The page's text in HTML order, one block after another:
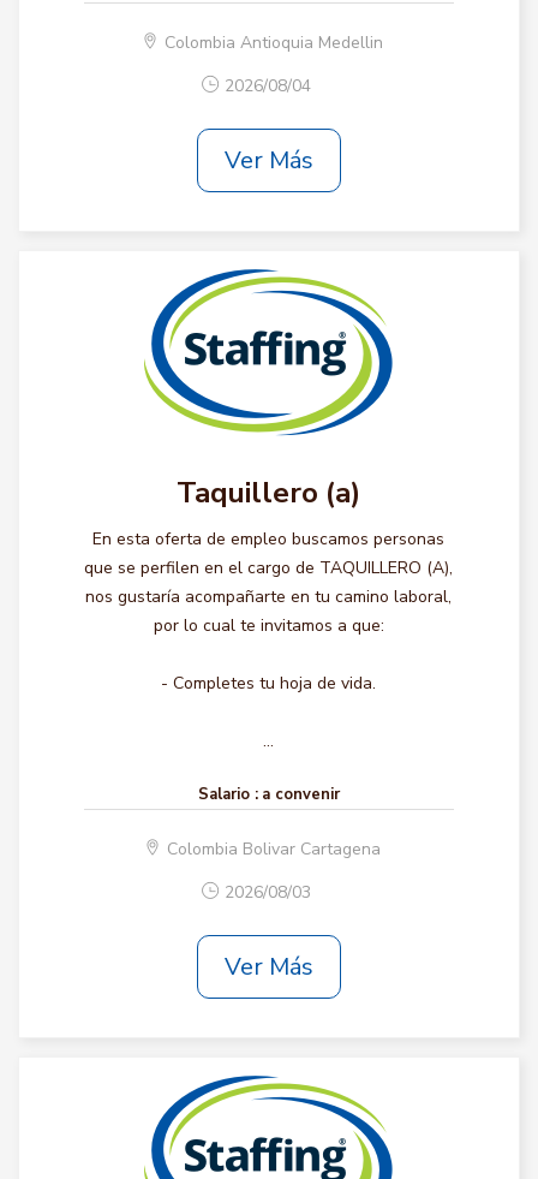
Colombia Antioquia Medellin
2026/08/04
Ver Más
Taquillero (a)
En esta oferta de empleo buscamos personas
que se perfilen en el cargo de TAQUILLERO (A),
nos gustaría acompañarte en tu camino laboral,
por lo cual te invitamos a que:
- Completes tu hoja de vida.
...
Salario : a convenir
Colombia Bolivar Cartagena
2026/08/03
Ver Más